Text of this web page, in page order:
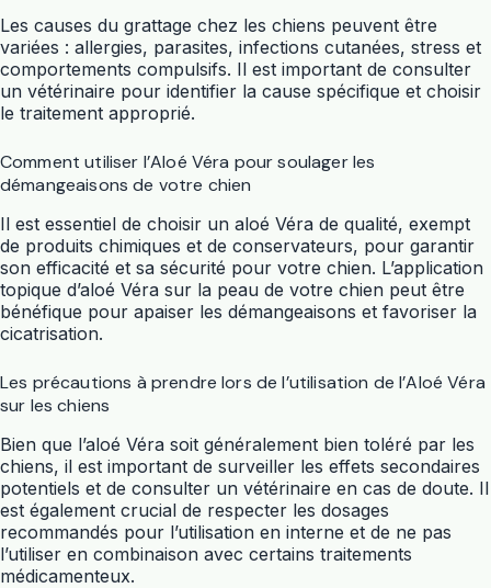
Les causes du grattage chez les chiens peuvent être
variées : allergies, parasites, infections cutanées, stress et
comportements compulsifs. Il est important de consulter
un vétérinaire pour identifier la cause spécifique et choisir
le traitement approprié.
Comment utiliser l’Aloé Véra pour soulager les
démangeaisons de votre chien
Il est essentiel de choisir un aloé Véra de qualité, exempt
de produits chimiques et de conservateurs, pour garantir
son efficacité et sa sécurité pour votre chien. L’application
topique d’aloé Véra sur la peau de votre chien peut être
bénéfique pour apaiser les démangeaisons et favoriser la
cicatrisation.
Les précautions à prendre lors de l’utilisation de l’Aloé Véra
sur les chiens
Bien que l’aloé Véra soit généralement bien toléré par les
chiens, il est important de surveiller les effets secondaires
potentiels et de consulter un vétérinaire en cas de doute. Il
est également crucial de respecter les dosages
recommandés pour l’utilisation en interne et de ne pas
l’utiliser en combinaison avec certains traitements
médicamenteux.